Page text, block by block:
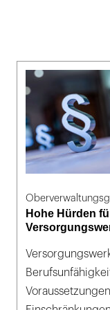
Hohe Hürden